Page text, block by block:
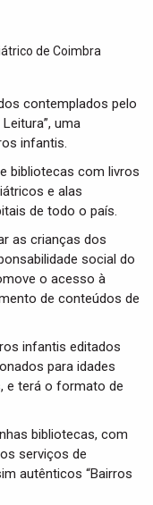
o
contemplados pelo
uma
infantis.
bibliotecas com livros
e alas
de todo o país.
as crianças dos
social do
o acesso à
de conteúdos de
infantis editados
para idades
e terá o formato de
bibliotecas, com
serviços de
autênticos “Bairros